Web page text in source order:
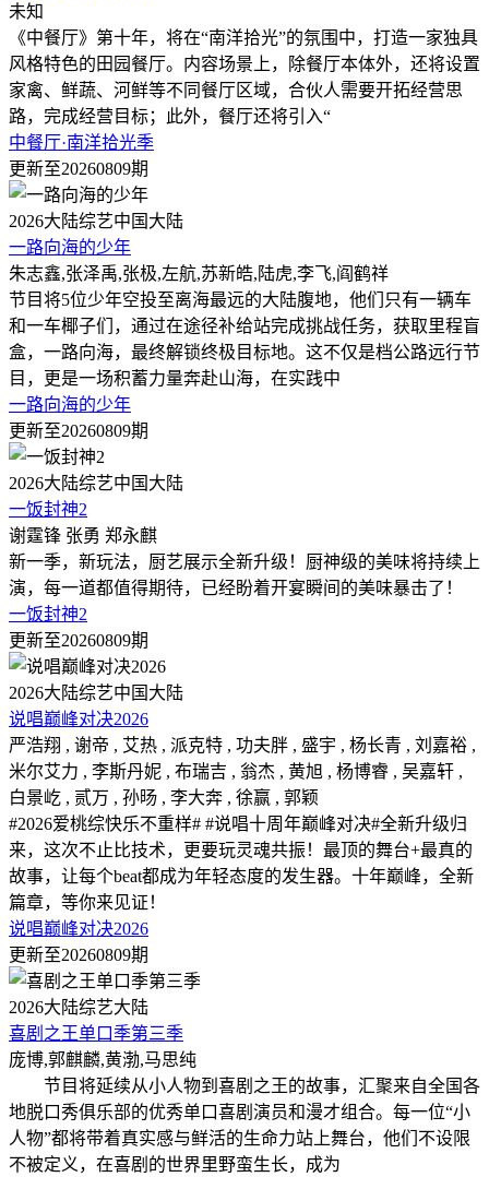
未知
《中餐厅》第十年，将在“南洋拾光”的氛围中，打造一家独具
风格特色的田园餐厅。内容场景上，除餐厅本体外，还将设置
家禽、鲜蔬、河鲜等不同餐厅区域，合伙人需要开拓经营思
路，完成经营目标；此外，餐厅还将引入“
中餐厅·南洋拾光季
更新至20260809期
2026大陆综艺中国大陆
一路向海的少年
朱志鑫,张泽禹,张极,左航,苏新皓,陆虎,李飞,阎鹤祥
节目将5位少年空投至离海最远的大陆腹地，他们只有一辆车
和一车椰子们，通过在途径补给站完成挑战任务，获取里程盲
盒，一路向海，最终解锁终极目标地。这不仅是档公路远行节
目，更是一场积蓄力量奔赴山海，在实践中
一路向海的少年
更新至20260809期
2026大陆综艺中国大陆
一饭封神2
谢霆锋 张勇 郑永麒
新一季，新玩法，厨艺展示全新升级！厨神级的美味将持续上
演，每一道都值得期待，已经盼着开宴瞬间的美味暴击了！
一饭封神2
更新至20260809期
2026大陆综艺中国大陆
说唱巅峰对决2026
严浩翔 , 谢帝 , 艾热 , 派克特 , 功夫胖 , 盛宇 , 杨长青 , 刘嘉裕 ,
米尔艾力 , 李斯丹妮 , 布瑞吉 , 翁杰 , 黄旭 , 杨博睿 , 吴嘉轩 ,
白景屹 , 贰万 , 孙旸 , 李大奔 , 徐赢 , 郭颖
#2026爱桃综快乐不重样# #说唱十周年巅峰对决#全新升级归
来，这次不止比技术，更要玩灵魂共振！最顶的舞台+最真的
故事，让每个beat都成为年轻态度的发生器。十年巅峰，全新
篇章，等你来见证！
说唱巅峰对决2026
更新至20260809期
2026大陆综艺大陆
喜剧之王单口季第三季
庞博,郭麒麟,黄渤,马思纯
节目将延续从小人物到喜剧之王的故事，汇聚来自全国各
地脱口秀俱乐部的优秀单口喜剧演员和漫才组合。每一位“小
人物”都将带着真实感与鲜活的生命力站上舞台，他们不设限
不被定义，在喜剧的世界里野蛮生长，成为